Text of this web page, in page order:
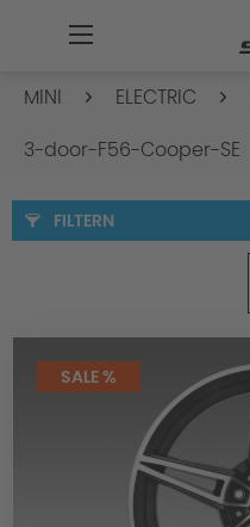
MINI ELECTRIC
3-door-F56-Cooper-SE
FILTERN
SALE %